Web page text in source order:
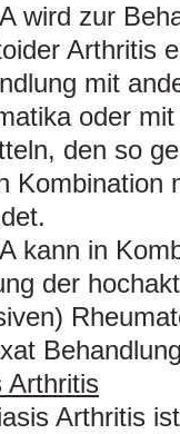
wird zur
Arthritis
mit
oder
den so
Kombination
kann in
der
Arthritis
Arthritis